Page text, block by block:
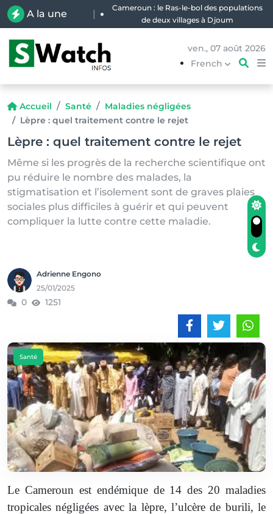
A la une |
Cameroun : le Ras-le-bol des populations
de deux villages à Djoum
ven., 07 août 2026
French
Accueil Santé
Maladies négligées
Lèpre : quel traitement contre le rejet
Lèpre : quel traitement contre le rejet
Même si les progrès de la recherche scientifique ont
pu réduire le nombre des malades, la
stigmatisation et l’isolement sont de graves plaies
sociales plus difficiles à guérir et qui peuvent
compliquer la lutte contre cette maladie.
Adrienne Engono
25/01/2025
0 1251
Santé
Le Cameroun est endémique de 14 des 20 maladies
tropicales négligées avec la lèpre, l’ulcère de burili, le